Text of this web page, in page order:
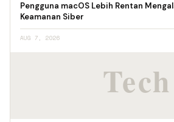
Pengguna macOS Lebih Rentan
Keamanan Siber
AUG 7, 2026